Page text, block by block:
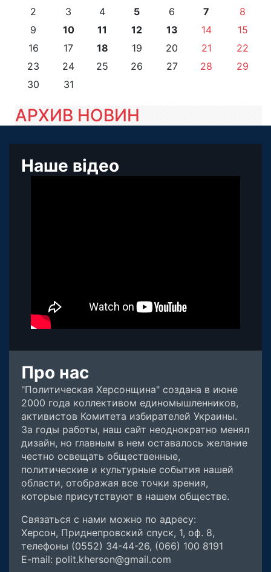
2
3 4 5 6 7
8
9
10 11 12 13 14
15
16
17 18 19 20 21
22
23
24 25 26 27 28
29
30
31
АРХИВ НОВИН
Наше відео
Про нас
"Политическая Херсонщина" создана в июне
2000 года коллективом единомышленников,
активистов Комитета избирателей Украины.
За годы работы, наш сайт неоднократно менял
дизайн, но главным в нем оставалось желание
честно освещать общественные,
политические и культурные события нашей
области, отображая все точки зрения,
которые присутствуют в нашем обществе.
Связаться с нами можно по адресу:
Херсон, Приднепровский спуск, 1, оф. 8,
телефоны (0552) 34-44-26, (066) 100 8191
E-mail: polit.kherson@gmail.com